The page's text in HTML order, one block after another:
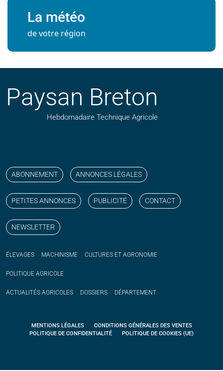
La météo
de votre région
Paysan Breton
Hebdomadaire Technique Agricole
ABONNEMENT ANNONCES LÉGALES
PETITES ANNONCES PUBLICITÉ CONTACT
NEWSLETTER
ÉLEVAGES MACHINISME CULTURES ET AGRONOMIE
POLITIQUE AGRICOLE
ACTUALITÉS AGRICOLES DOSSIERS DÉPARTEMENT
MENTIONS LÉGALES
CONDITIONS GÉNÉRALES DES VENTES
POLITIQUE DE CONFIDENTIALITÉ
POLITIQUE DE COOKIES (UE)